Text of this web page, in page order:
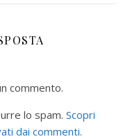
commento.
lo spam. Scopri
dai commenti.